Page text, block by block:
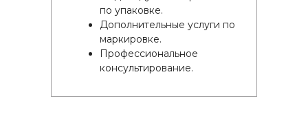
по упаковке.
Дополнительные услуги по
маркировке.
Профессиональное
консультирование.